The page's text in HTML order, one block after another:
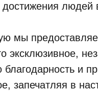
людей
мы
эксклюзивное,
и
запечатляя в